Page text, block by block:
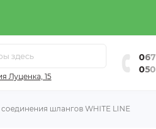
Луценка, 15
067
050
шлангов WHITE LINE